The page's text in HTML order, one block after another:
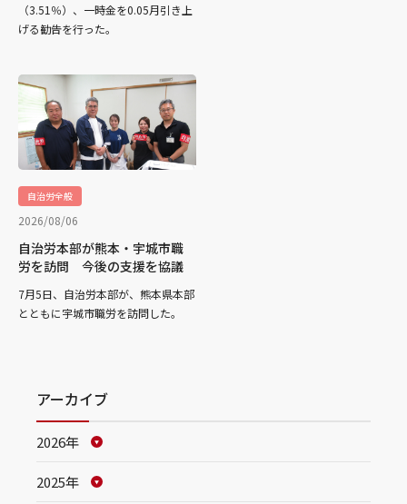
（3.51％）、一時金を0.05月引き上
げる勧告を行った。
自治労全般
2026/08/06
自治労本部が熊本・宇城市職
労を訪問 今後の支援を協議
7月5日、自治労本部が、熊本県本部
とともに宇城市職労を訪問した。
アーカイブ
2026年
2025年